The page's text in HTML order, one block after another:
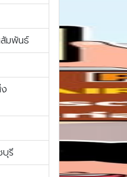
สัมพันธ์
รี